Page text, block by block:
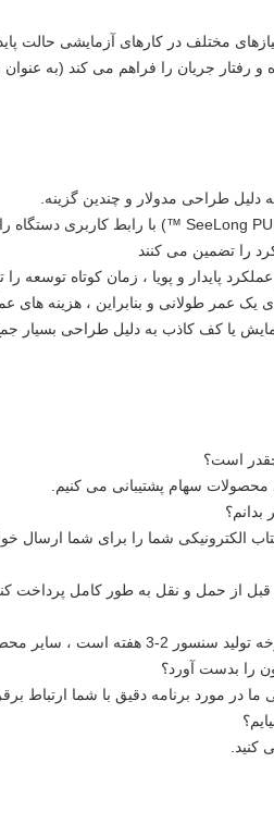
مختلف در کارهای آزمایشی حالت
رفتار جریان را فراهم می کند (به عنوان
طراحی مدولار و چندین گزینه.
را تضمین می کنند
پایدار و پویا ، زمان کوتاه توسعه
عمر طولانی و بنابراین ، هزینه های
یا کف کاذب به دلیل طراحی بسیار
است؟
الکترونیکی شما را برای شما ارسال
را بدست آورد؟
ما در مورد برنامه دقیق با شما ارتباط
کنید.